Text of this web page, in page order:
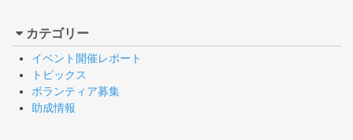
カテゴリー
イベント開催レポート
トピックス
ボランティア募集
助成情報